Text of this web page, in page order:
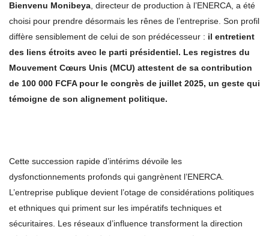
Bienvenu Monibeya, directeur de production à l’ENERCA, a été
choisi pour prendre désormais les rênes de l’entreprise. Son profil
diffère sensiblement de celui de son prédécesseur : il entretient
des liens étroits avec le parti présidentiel. Les registres du
Mouvement Cœurs Unis (MCU) attestent de sa contribution
de 100 000 FCFA pour le congrès de juillet 2025, un geste qui
témoigne de son alignement politique.
Cette succession rapide d’intérims dévoile les
dysfonctionnements profonds qui gangrènent l’ENERCA.
L’entreprise publique devient l’otage de considérations politiques
et ethniques qui priment sur les impératifs techniques et
sécuritaires. Les réseaux d’influence transforment la direction